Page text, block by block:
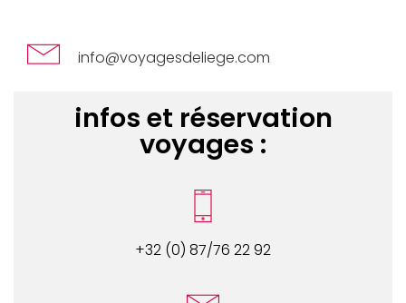
info@voyagesdeliege.com
infos et réservation
voyages :
+32 (0) 87/76 22 92